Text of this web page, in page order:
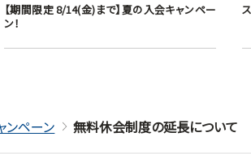
ンペーン 無料休会制度の延長について
【期間限定 8/14(金)まで】夏の入会キャンペー
ン！